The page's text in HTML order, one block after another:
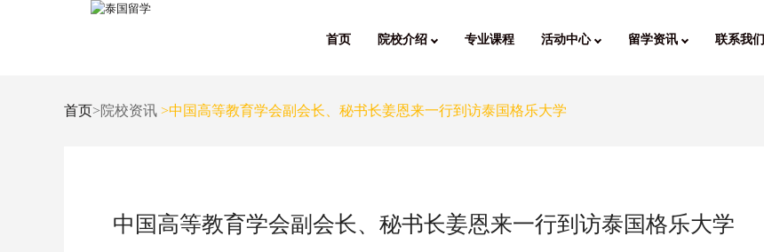
首页 院校介绍 专业课程 活动中心 留学资讯 联系我们
首页>院校资讯 >中国高等教育学会副会长、秘书长姜恩来一行到访泰国格乐大学
中国高等教育学会副会长、秘书长姜恩来一行到访泰国格乐大学